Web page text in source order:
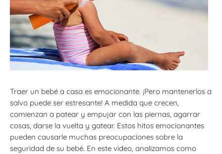
Traer un bebé a casa es emocionante. ¡Pero mantenerlos a
salvo puede ser estresante! A medida que crecen,
comienzan a patear y empujar con las piernas, agarrar
cosas, darse la vuelta y gatear. Estos hitos emocionantes
pueden causarle muchas preocupaciones sobre la
seguridad de su bebé. En este video, analizamos como